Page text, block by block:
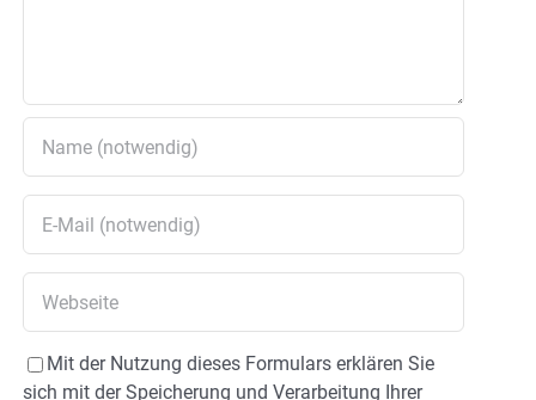
Mit der Nutzung dieses Formulars erklären Sie
sich mit der Speicherung und Verarbeitung Ihrer